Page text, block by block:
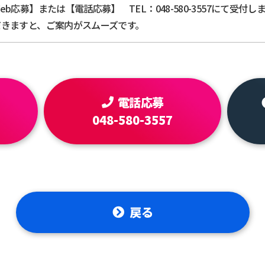
応募】または【電話応募】 TEL：048-580-3557にて受付し
ますと、ご案内がスムーズです。
電話応募
048-580-3557
戻る